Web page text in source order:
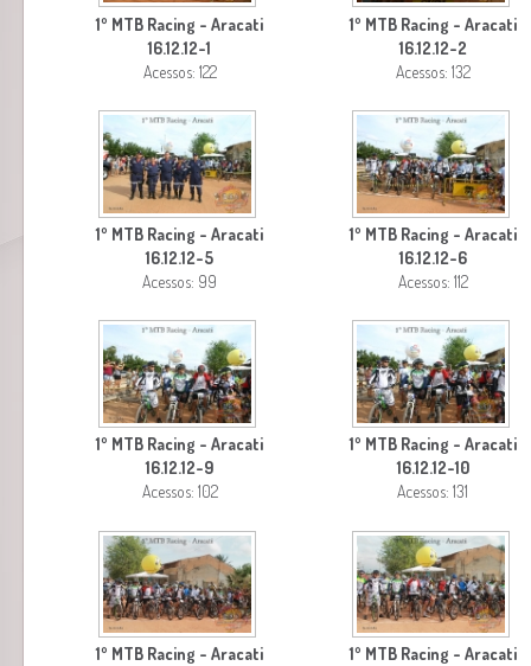
1º MTB Racing - Aracati
16.12.12-1
Acessos: 122
1º MTB Racing - Aracati
16.12.12-2
Acessos: 132
1º MTB Racing - Aracati
16.12.12-5
Acessos: 99
1º MTB Racing - Aracati
16.12.12-6
Acessos: 112
1º MTB Racing - Aracati
16.12.12-9
Acessos: 102
1º MTB Racing - Aracati
16.12.12-10
Acessos: 131
1º MTB Racing - Aracati
1º MTB Racing - Aracati